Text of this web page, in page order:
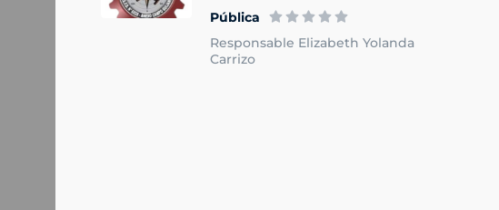
Pública
Responsable Elizabeth Yolanda
Carrizo